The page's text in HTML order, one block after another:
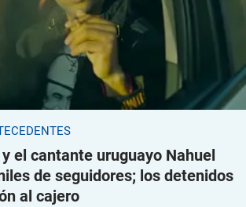
el cantante uruguayo Nahuel
de seguidores; los detenidos
al cajero